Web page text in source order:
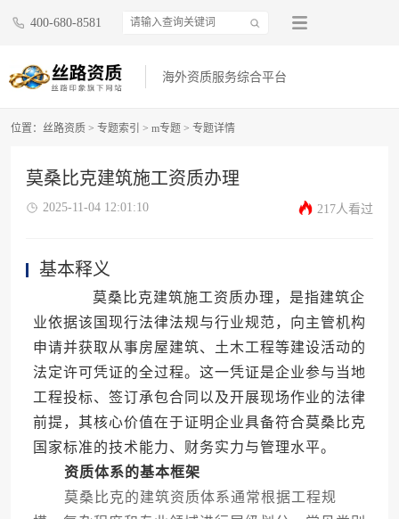
400-680-8581
海外资质服务综合平台
位置： 丝路资质 > 专题索引 > m专题 > 专题详情
莫桑比克建筑施工资质办理
2025-11-04 12:01:10 217人看过
基本释义
莫桑比克建筑施工资质办理，是指建筑企
业依据该国现行法律法规与行业规范，向主管机构
申请并获取从事房屋建筑、土木工程等建设活动的
法定许可凭证的全过程。这一凭证是企业参与当地
工程投标、签订承包合同以及开展现场作业的法律
前提，其核心价值在于证明企业具备符合莫桑比克
国家标准的技术能力、财务实力与管理水平。
资质体系的基本框架
莫桑比克的建筑资质体系通常根据工程规